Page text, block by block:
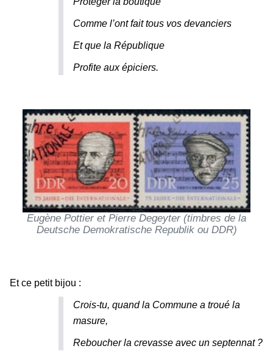
Comme l’ont fait tous vos devanciers
Et que la République
Profite aux épiciers.
Eugène Pottier et Pierre Degeyter (timbres de la
Deutsche Demokratische Republik ou DDR)
Et ce petit bijou :
Crois-tu, quand la Commune a troué la
masure,
Reboucher la crevasse avec un septennat ?